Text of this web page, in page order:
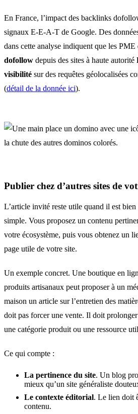
En France, l’impact des backlinks
signaux E-E-A-T de Google. Des
dans cette analyse indiquent que les
dofollow depuis des sites à haute autorité
visibilité sur des requêtes géolocalisées
(détail de la donnée ici).
Publier chez d’autres sites de
L’article invité reste utile quand il est
simple. Vous proposez un contenu
votre écosystème, puis vous obtenez un
page utile de votre site.
Un exemple concret. Une boutique en
produits artisanaux peut proposer à un
maison un article sur l’entretien des
doit pas forcer une vente. Il doit
une catégorie produit ou une ressource
Ce qui compte :
La pertinence du site. Un blog
mieux qu’un site généraliste
Le contexte éditorial. Le lien doit
contenu.